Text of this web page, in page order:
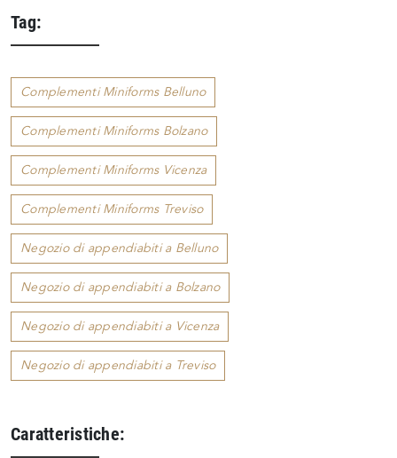
Tag:
Complementi Miniforms Belluno
Complementi Miniforms Bolzano
Complementi Miniforms Vicenza
Complementi Miniforms Treviso
Negozio di appendiabiti a Belluno
Negozio di appendiabiti a Bolzano
Negozio di appendiabiti a Vicenza
Negozio di appendiabiti a Treviso
Caratteristiche: